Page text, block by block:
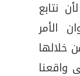
نتابع
الأمر
خلالها